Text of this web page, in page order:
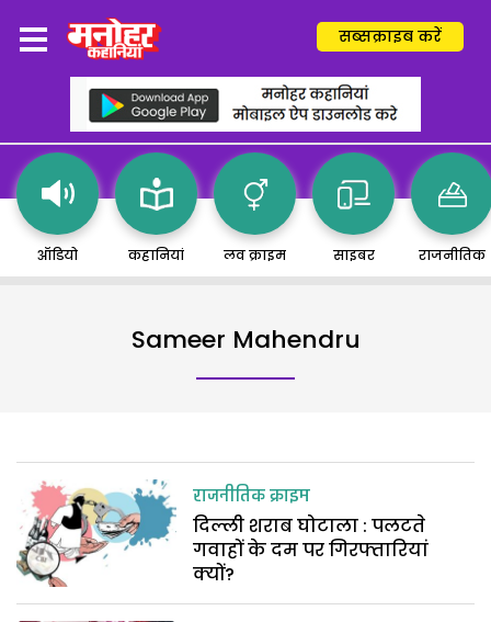
सब्सक्राइब करें
ऑडियो कहानियां लव क्राइम साइबर राजनीतिक
Sameer Mahendru
राजनीतिक क्राइम
दिल्ली शराब घोटाला : पलटते
गवाहों के दम पर गिरफ्तारियां
क्यों?